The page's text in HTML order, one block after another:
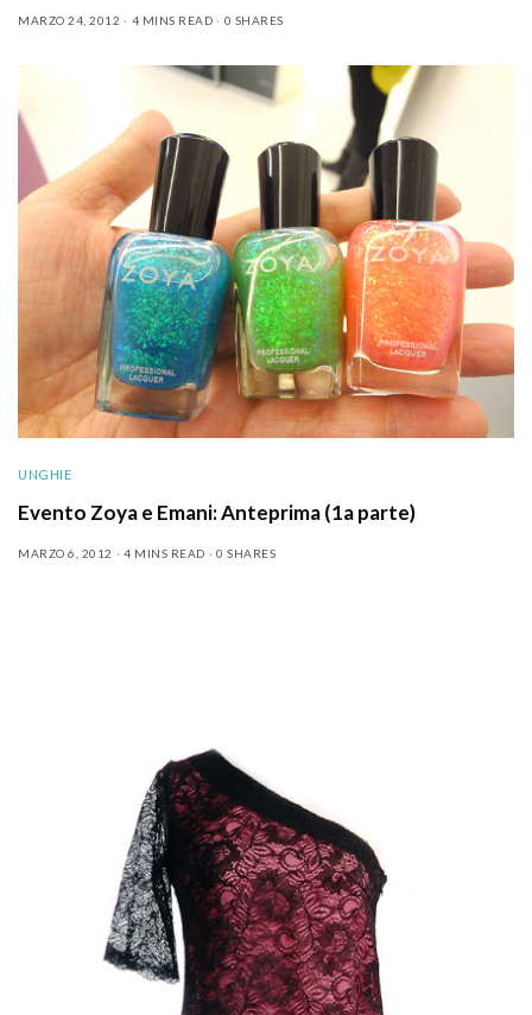
MARZO 24, 2012 4 MINS READ 0 SHARES
UNGHIE
Evento Zoya e Emani: Anteprima (1a parte)
MARZO 6, 2012 4 MINS READ 0 SHARES